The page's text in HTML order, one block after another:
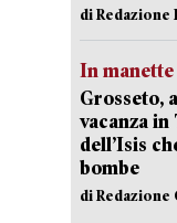
di Redazione
In manette
Grosseto,
vacanza in
dell’Isis
bombe
di Redazione